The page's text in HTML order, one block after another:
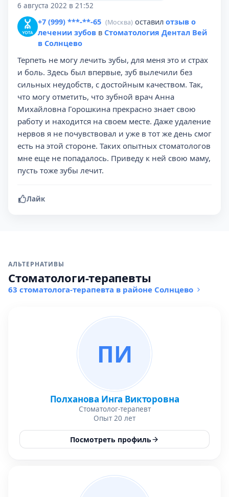
6 августа 2022 в 21:52
+7 (999) ***-**-65 (Москва) оставил отзыв о
лечении зубов в Стоматология Дентал Вей
в Солнцево
Терпеть не могу лечить зубы, для меня это и страх
и боль. Здесь был впервые, зуб вылечили без
сильных неудобств, с достойным качеством. Так,
что могу отметить, что зубной врач Анна
Михайловна Горошкина прекрасно знает свою
работу и находится на своем месте. Даже удаление
нервов я не почувствовал и уже в тот же день смог
есть на этой стороне. Таких опытных стоматологов
мне еще не попадалось. Приведу к ней свою маму,
пусть тоже зубы лечит.
Лайк
АЛЬТЕРНАТИВЫ
Стоматологи-терапевты
63 стоматолога-терапевта в районе Солнцево
ПИ
Полханова Инга Викторовна
Стоматолог-терапевт
Опыт 20 лет
Посмотреть профиль